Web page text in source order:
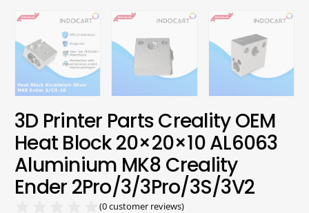
3D Printer Parts Creality OEM
Heat Block 20×20×10 AL6063
Aluminium MK8 Creality
Ender 2Pro/3/3Pro/3S/3V2
(0customer reviews)